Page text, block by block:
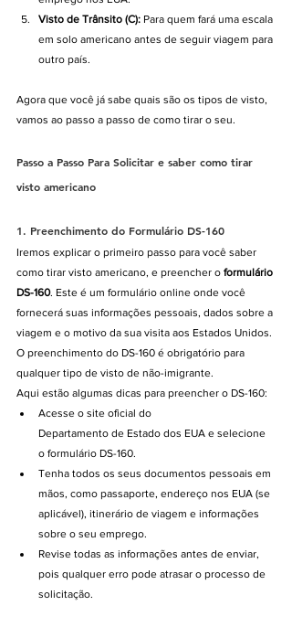
Visto de Trânsito (C): Para quem fará uma escala
em solo americano antes de seguir viagem para
outro país.
Agora que você já sabe quais são os tipos de visto,
vamos ao passo a passo de como tirar o seu.
Passo a Passo Para Solicitar e saber como tirar
visto americano
1. Preenchimento do Formulário DS-160
Iremos explicar o primeiro passo para você saber
como tirar visto americano, e preencher o formulário
DS-160. Este é um formulário online onde você
fornecerá suas informações pessoais, dados sobre a
viagem e o motivo da sua visita aos Estados Unidos.
O preenchimento do DS-160 é obrigatório para
qualquer tipo de visto de não-imigrante.
Aqui estão algumas dicas para preencher o DS-160:
Acesse o site oficial do
Departamento de Estado dos EUA e selecione
o formulário DS-160.
Tenha todos os seus documentos pessoais em
mãos, como passaporte, endereço nos EUA (se
aplicável), itinerário de viagem e informações
sobre o seu emprego.
Revise todas as informações antes de enviar,
pois qualquer erro pode atrasar o processo de
solicitação.